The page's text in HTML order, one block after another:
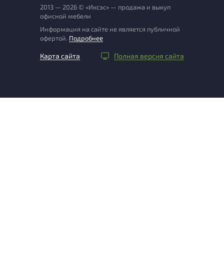
2013 — 2026 © «Иксэс» — продажа и выкуп
офисной мебели
Информация на сайте не является публичной
офертой. Подробнее
Карта сайта Полная версия сайта